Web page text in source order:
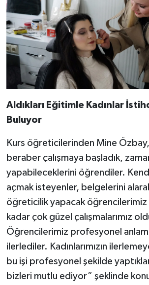
Aldıkları Eğitimle Kadınlar
Buluyor
Kurs öğreticilerinden Mine Özbay,
beraber çalışmaya başladık,
yapabileceklerini öğrendiler.
açmak isteyenler, belgelerini
öğreticilik yapacak öğrencilerimiz
kadar çok güzel çalışmalarımız
Öğrencilerimiz profesyonel
ilerlediler. Kadınlarımızın
bu işi profesyonel şekilde
bizleri mutlu ediyor” şeklinde